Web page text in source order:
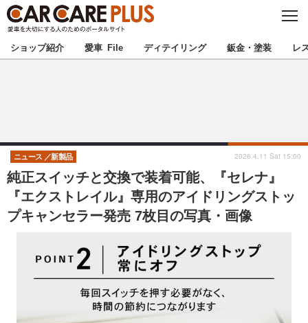
C
S
E
★カーケアプラス認定★ 厳選プロショップを地域から探す
甲信越 北陸
東海 関西
中国 四国
沖縄
ショップレポート 愛車 File
ショップ紹介 愛車 File ディテイリング 鈑金・塗装 レ
純正スイッチと交換で装着可能、『セレナ』
『エクストレイル』専用のアイドリングストッ
プキャンセラー発売 7枚目の写真・画像
ニュース 新製品 2026.4.11 Sat 15:00